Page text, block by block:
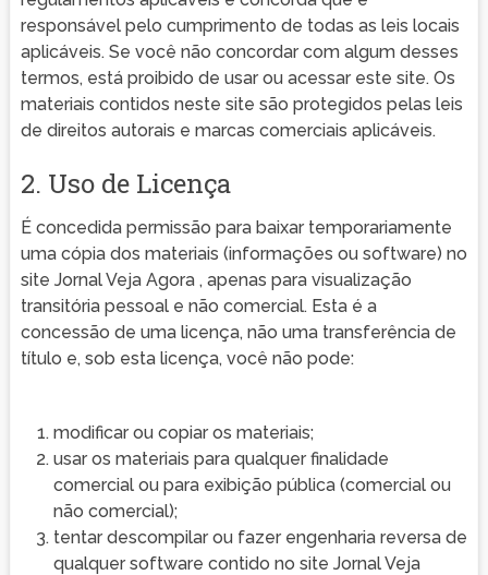
responsável pelo cumprimento de todas as leis locais
aplicáveis. Se você não concordar com algum desses
termos, está proibido de usar ou acessar este site. Os
materiais contidos neste site são protegidos pelas leis
de direitos autorais e marcas comerciais aplicáveis.
2. Uso de Licença
É concedida permissão para baixar temporariamente
uma cópia dos materiais (informações ou software) no
site Jornal Veja Agora , apenas para visualização
transitória pessoal e não comercial. Esta é a
concessão de uma licença, não uma transferência de
título e, sob esta licença, você não pode:
modificar ou copiar os materiais;
usar os materiais para qualquer finalidade
comercial ou para exibição pública (comercial ou
não comercial);
tentar descompilar ou fazer engenharia reversa de
qualquer software contido no site Jornal Veja